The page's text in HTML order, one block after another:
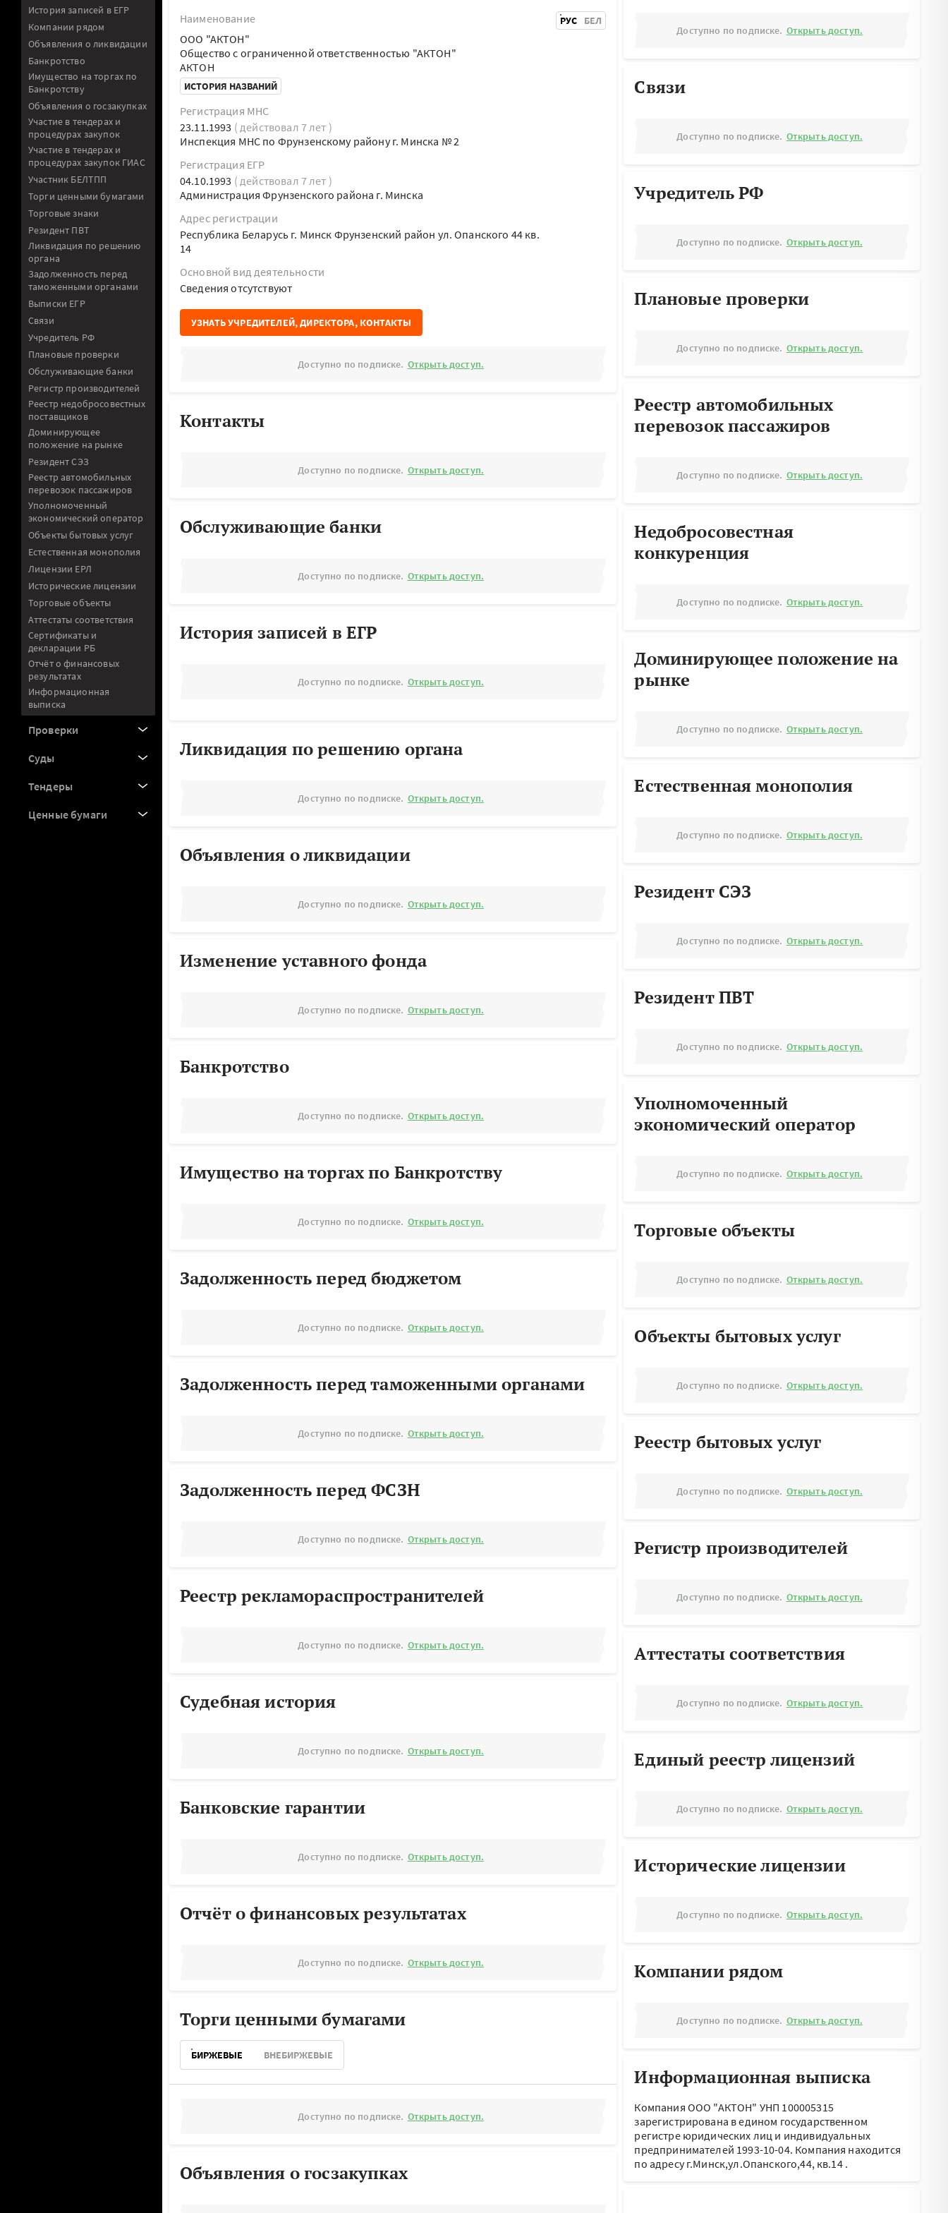
История записей в ЕГР
Компании рядом
Объявления о ликвидации
Банкротство
Имущество на торгах по
Банкротству
Объявления о госзакупках
Участие в тендерах и
процедурах закупок
Участие в тендерах и
процедурах закупок ГИАС
Участник БЕЛТПП
Торги ценными бумагами
Торговые знаки
Резидент ПВТ
Ликвидация по решению
органа
Задолженность перед
таможенными органами
Выписки ЕГР
Связи
Учредитель РФ
Плановые проверки
Обслуживающие банки
Регистр производителей
Реестр недобросовестных
поставщиков
Доминирующее
положение на рынке
Резидент СЭЗ
Реестр автомобильных
перевозок пассажиров
Уполномоченный
экономический оператор
Объекты бытовых услуг
Естественная монополия
Лицензии ЕРЛ
Исторические лицензии
Торговые объекты
Аттестаты соответствия
Сертификаты и
декларации РБ
Отчёт о финансовых
результатах
Информационная
выписка
Проверки
Суды
Тендеры
Ценные бумаги
Наименование
РУС БЕЛ
ООО "АКТОН"
Общество с ограниченной ответственностью "АКТОН"
АКТОН
ИСТОРИЯ НАЗВАНИЙ
Регистрация МНС
23.11.1993 ( действовал 7 лет )
Инспекция МНС по Фрунзенскому району г. Минска № 2
Регистрация ЕГР
04.10.1993 ( действовал 7 лет )
Администрация Фрунзенского района г. Минска
Адрес регистрации
Республика Беларусь г. Минск Фрунзенский район ул. Опанского 44 кв.
14
Основной вид деятельности
Cведения отсутствуют
УЗНАТЬ УЧРЕДИТЕЛЕЙ, ДИРЕКТОРА, КОНТАКТЫ
Доступно по подписке. Открыть доступ.
Контакты
Доступно по подписке. Открыть доступ.
Обслуживающие банки
Доступно по подписке. Открыть доступ.
История записей в ЕГР
Доступно по подписке. Открыть доступ.
Ликвидация по решению органа
Доступно по подписке. Открыть доступ.
Объявления о ликвидации
Доступно по подписке. Открыть доступ.
Изменение уставного фонда
Доступно по подписке. Открыть доступ.
Банкротство
Доступно по подписке. Открыть доступ.
Имущество на торгах по Банкротству
Доступно по подписке. Открыть доступ.
Задолженность перед бюджетом
Доступно по подписке. Открыть доступ.
Задолженность перед таможенными органами
Доступно по подписке. Открыть доступ.
Задолженность перед ФСЗН
Доступно по подписке. Открыть доступ.
Реестр рекламораспространителей
Доступно по подписке. Открыть доступ.
Судебная история
Доступно по подписке. Открыть доступ.
Банковские гарантии
Доступно по подписке. Открыть доступ.
Отчёт о финансовых результатах
Доступно по подписке. Открыть доступ.
Торги ценными бумагами
БИРЖЕВЫЕ ВНЕБИРЖЕВЫЕ
Доступно по подписке. Открыть доступ.
Объявления о госзакупках
Доступно по подписке. Открыть доступ.
Связи
Доступно по подписке. Открыть доступ.
Учредитель РФ
Доступно по подписке. Открыть доступ.
Плановые проверки
Доступно по подписке. Открыть доступ.
Реестр автомобильных
перевозок пассажиров
Доступно по подписке. Открыть доступ.
Недобросовестная
конкуренция
Доступно по подписке. Открыть доступ.
Доминирующее положение на
рынке
Доступно по подписке. Открыть доступ.
Естественная монополия
Доступно по подписке. Открыть доступ.
Резидент СЭЗ
Доступно по подписке. Открыть доступ.
Резидент ПВТ
Доступно по подписке. Открыть доступ.
Уполномоченный
экономический оператор
Доступно по подписке. Открыть доступ.
Торговые объекты
Доступно по подписке. Открыть доступ.
Объекты бытовых услуг
Доступно по подписке. Открыть доступ.
Реестр бытовых услуг
Доступно по подписке. Открыть доступ.
Регистр производителей
Доступно по подписке. Открыть доступ.
Аттестаты соответствия
Доступно по подписке. Открыть доступ.
Единый реестр лицензий
Доступно по подписке. Открыть доступ.
Исторические лицензии
Доступно по подписке. Открыть доступ.
Компании рядом
Доступно по подписке. Открыть доступ.
Информационная выписка
Компания ООО "АКТОН" УНП 100005315
зарегистрирована в едином государственном
регистре юридических лиц и индивидуальных
предпринимателей 1993-10-04. Компания находится
по адресуг.Минск,ул.Опанского,44, кв.14.